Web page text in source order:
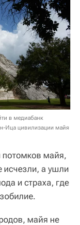
в медиабанк
Ица цивилизации майя
майя,
исчезли, а ушли
и страха, где
майя не